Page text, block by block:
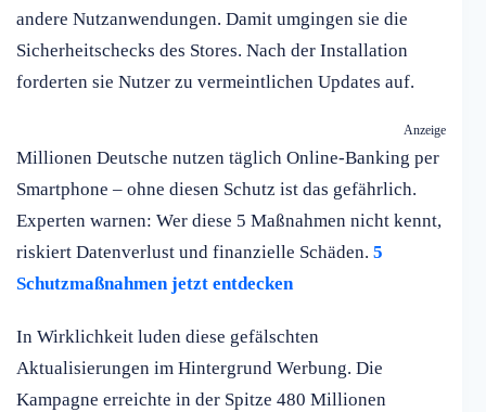
andere Nutzanwendungen. Damit umgingen sie die
Sicherheitschecks des Stores. Nach der Installation
forderten sie Nutzer zu vermeintlichen Updates auf.
Anzeige
Millionen Deutsche nutzen täglich Online-Banking per
Smartphone – ohne diesen Schutz ist das gefährlich.
Experten warnen: Wer diese 5 Maßnahmen nicht kennt,
riskiert Datenverlust und finanzielle Schäden. 5
Schutzmaßnahmen jetzt entdecken
In Wirklichkeit luden diese gefälschten
Aktualisierungen im Hintergrund Werbung. Die
Kampagne erreichte in der Spitze 480 Millionen